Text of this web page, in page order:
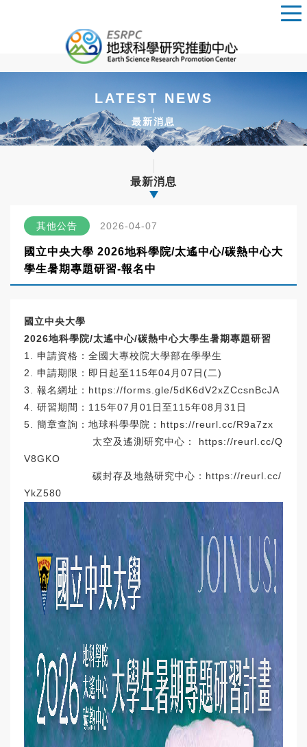
LATEST NEWS
最新消息
最新消息
其他公告 2026-04-07
國立中央大學 2026地科學院/太遙中心/碳熱中心大
學生暑期專題研習-報名中
國立中央大學
2026地科學院/太遙中心/碳熱中心大學生暑期專題研習
1. 申請資格：全國大專校院大學部在學學生
2. 申請期限：即日起至115年04月07日(二)
3. 報名網址： https://forms.gle/5dK6dV2xZCcsnBcJA
4. 研習期間：115年07月01日至115年08月31日
5. 簡章查詢：地球科學學院： https://reurl.cc/R9a7zx
太空及遙測研究中心： https://reurl.cc/Q
V8GKO
碳封存及地熱研究中心： https://reurl.cc/
YkZ580